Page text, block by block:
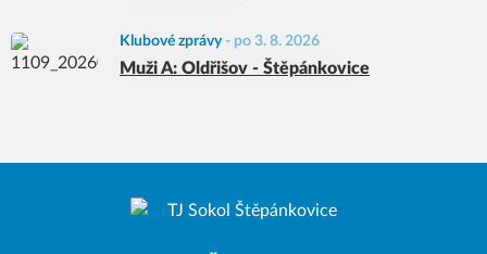
Klubové zprávy- po 3. 8. 2026
Muži A: Oldřišov - Štěpánkovice